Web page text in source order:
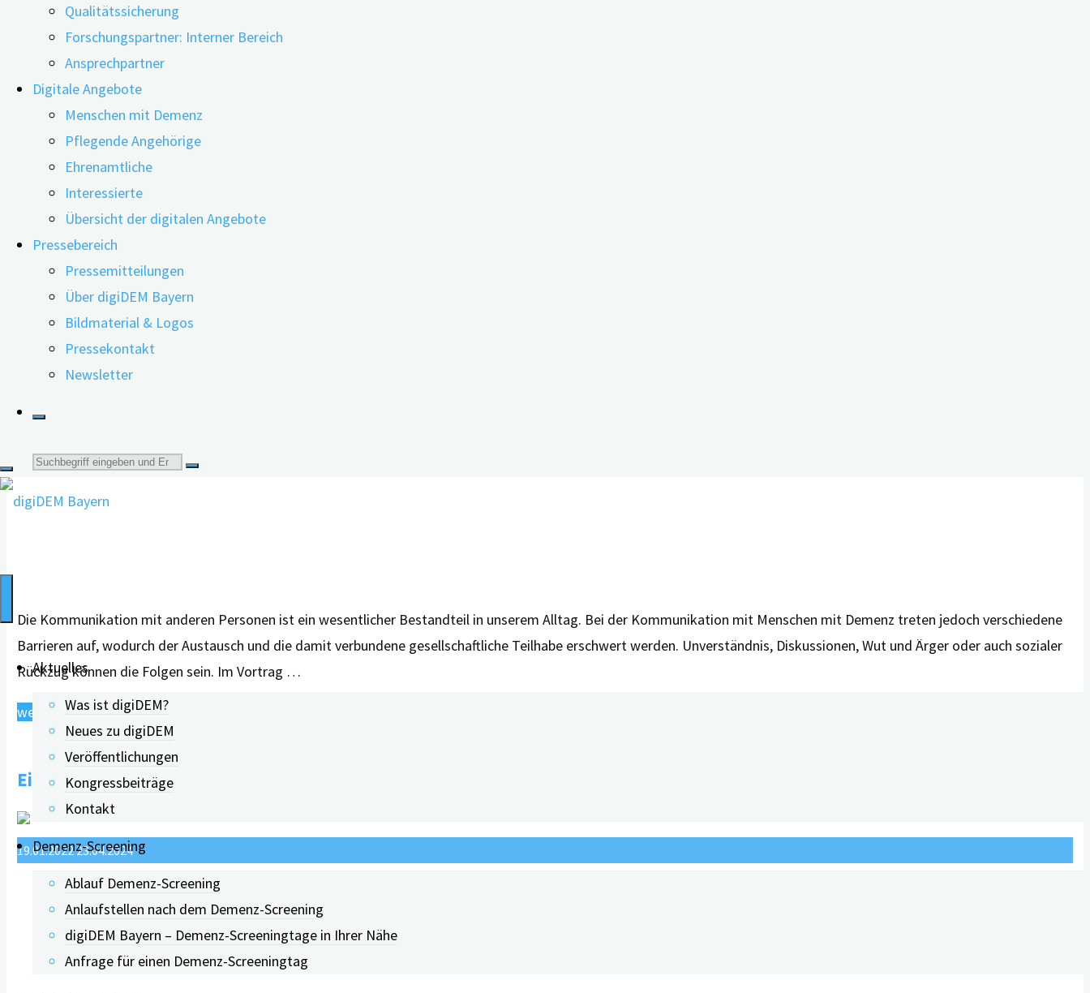
Qualitätssicherung
Forschungspartner: Interner Bereich
Ansprechpartner
Digitale Angebote
Menschen mit Demenz
Pflegende Angehörige
Ehrenamtliche
Interessierte
Übersicht der digitalen Angebote
Pressebereich
Pressemitteilungen
Über digiDEM Bayern
Bildmaterial & Logos
Pressekontakt
Newsletter
Suche
nach:
Aktuelles
Was ist digiDEM?
Neues zu digiDEM
Veröffentlichungen
Kongressbeiträge
Kontakt
Demenz-Screening
Ablauf Demenz-Screening
Anlaufstellen nach dem Demenz-Screening
digiDEM Bayern – Demenz-Screeningtage in Ihrer Nähe
Anfrage für einen Demenz-Screeningtag
Richtig kommunizieren – aber wie? Wie bereits im letzten Webinar mit Prof. Gabriele Wilz deutlich wurde, können bei der Kommunikation mit Menschen mit Demenz
verschiedene Barrieren auftreten. Sie erschweren den Austausch und können so die persönliche Beziehung mit der betroffenen Person belasten. Die Kommunikation mit
Menschen mit Demenz kann erleichtert …
weiterlesen
des
mit
Sabine
Seipp"
Kommunikation mit Menschen mit Demenz – Allgemeine Hinweise und Umgang in Problemsituationen
20.01.202211.05.2023
Die Kommunikation mit anderen Personen ist ein wesentlicher Bestandteil in unserem Alltag. Bei der Kommunikation mit Menschen mit Demenz treten jedoch verschiedene
Barrieren auf, wodurch der Austausch und die damit verbundene gesellschaftliche Teilhabe erschwert werden. Unverständnis, Diskussionen, Wut und Ärger oder auch sozialer
Rückzug können die Folgen sein. Im Vortrag …
weiterlesen"Kommunikation
mit
Menschen
mit
Demenz
–
Allgemeine
Hinweise
und
Umgang
in
Einladung zum „digiDEM Dialog“
19.01.202223.04.2024